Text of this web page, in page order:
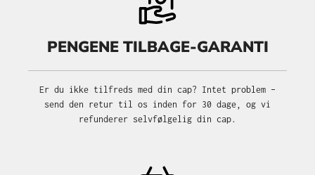
PENGENE TILBAGE-GARANTI
Er du ikke tilfreds med din cap? Intet problem –
send den retur til os inden for 30 dage, og vi
refunderer selvfølgelig din cap.